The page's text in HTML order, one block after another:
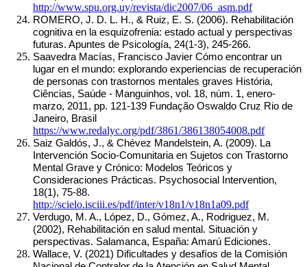
http://www.spu.org.uy/revista/dic2007/06_asm.pdf
ROMERO, J. D. L. H., & Ruiz, E. S. (2006). Rehabilitación
cognitiva en la esquizofrenia: estado actual y perspectivas
futuras. Apuntes de Psicología, 24(1-3), 245-266.
Saavedra Macías, Francisco Javier Cómo encontrar un
lugar en el mundo: explorando experiencias de recuperación
de personas con trastornos mentales graves História,
Ciências, Saúde - Manguinhos, vol. 18, núm. 1, enero-
marzo, 2011, pp. 121-139 Fundação Oswaldo Cruz Rio de
https://www.redalyc.org/pdf/3861/386138054008.pdf
Saiz Galdós, J., & Chévez Mandelstein, A. (2009). La
Intervención Socio-Comunitaria en Sujetos con Trastorno
Mental Grave y Crónico: Modelos Teóricos y
Consideraciones Prácticas. Psychosocial Intervention,
http://scielo.isciii.es/pdf/inter/v18n1/v18n1a09.pdf
Verdugo, M. A., López, D., Gómez, A., Rodriguez, M.
(2002), Rehabilitación en salud mental. Situación y
perspectivas. Salamanca, España: Amarú Ediciones.
Wallace, V. (2021) Dificultades y desafíos de la Comisión